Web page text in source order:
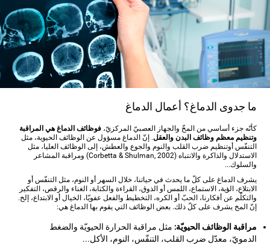
ما جدوى الدماغ؟ أعمال الدماغ
كأنّه جزء أساسي من المخّ والجهاز العصبيّ المركزيّ،فوظائف الدماغ هي المراقبة
وتنظيم معظم وظائف البدن والعقل. إنّ الدماغ مسؤول عن الوظائف الحيوية، مثل
التنفّس أوتنظيم ضرب القلب والنوم والجوع والعطش، إلى الوظائف العليا، مثل
الاستدلال والذاكرة والانتباه (Corbetta & Shulman, 2002) ومراقبة المشاعر
والسلوك...
يشرف الدماغ على كلّ ما يحدث في حياتنا، خلال السهر أو النوم، مثل التنفّس أو
الابتلاع، الؤية، الاستماع، اللمس أو الذوق، القراءة والكتابة، الغناء والرقص، التفكير
والتكلّم عن أفكارنا، الحبّ أو الكره، التخطيط والفعل عفويّا، الخيال أو الابتداع، إلخ.
إنّ المخ يشرف على كلّ ذلك. بعض الوظائف التي يقوم بها الدماغ هي:
مراقبة الوظائف الحيويّة: مثل مراقبة الحرارة الحيويّة والضغط
الدمويّ، معدّل ضرب القلب، التنفّس، النوم، الأكل...